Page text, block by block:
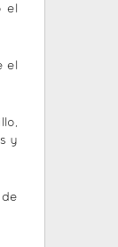
el
el
y